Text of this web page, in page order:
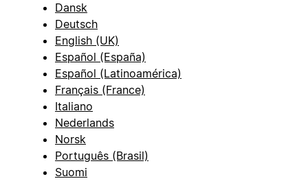
Dansk
Deutsch
English (UK)
Español (España)
Español (Latinoamérica)
Français (France)
Italiano
Nederlands
Norsk
Português (Brasil)
Suomi